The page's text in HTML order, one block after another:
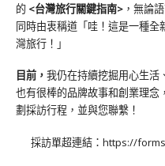
的 <台灣旅行關鍵指南> ，無論
同時由衷稱道「哇！這是一種
灣旅行！」
目前， 我仍在持續挖掘用心生活
也有很棒的品牌故事和創業理念
劃採訪行程，並與您聯繫！
採訪單超連結： https://